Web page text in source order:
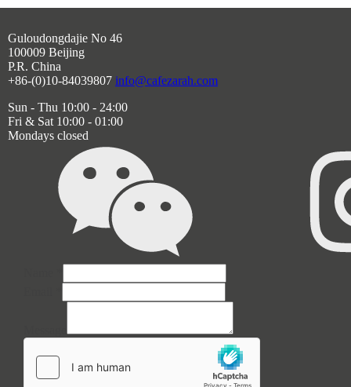
Guloudongdajie No 46
100009 Beijing
P.R. China
+86-(0)10-84039807 info@cafezarah.com
Sun - Thu 10:00 - 24:00
Fri & Sat 10:00 - 01:00
Mondays closed
Email